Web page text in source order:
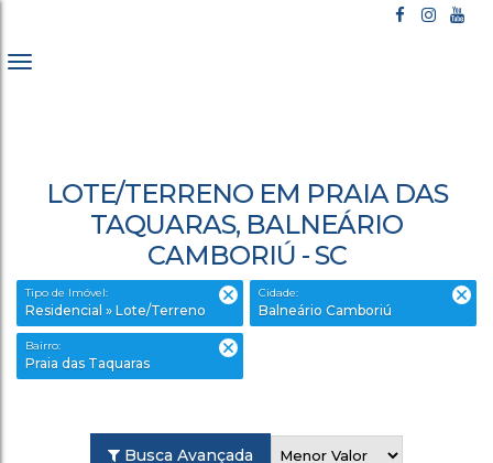
LOTE/TERRENO EM PRAIA DAS
TAQUARAS, BALNEÁRIO
CAMBORIÚ - SC
Tipo de Imóvel:
Residencial » Lote/Terreno
Cidade:
Balneário Camboriú
Bairro:
Praia das Taquaras
Busca Avançada